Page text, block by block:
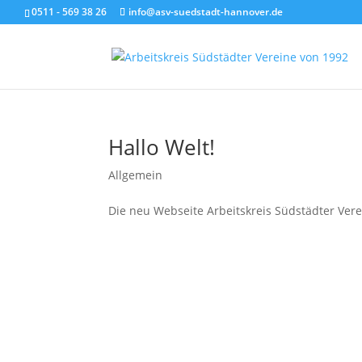
0511 - 569 38 26 info@asv-suedstadt-hannover.de
Hallo Welt!
Allgemein
Die neu Webseite Arbeitskreis Südstädter